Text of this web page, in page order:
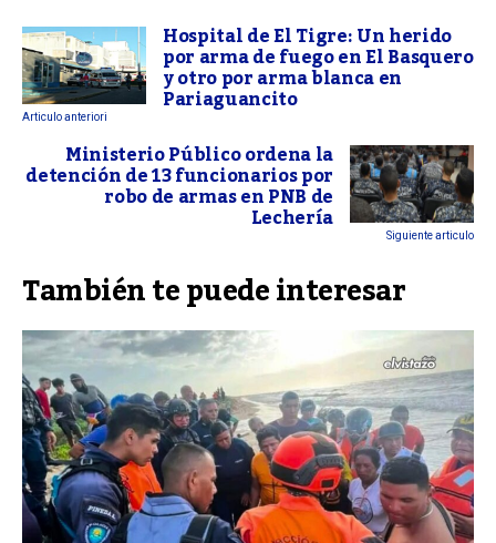
Hospital de El Tigre: Un herido
por arma de fuego en El Basquero
y otro por arma blanca en
Pariaguancito
Articulo anteriori
Ministerio Público ordena la
detención de 13 funcionarios por
robo de armas en PNB de
Lechería Siguiente articulo
También te puede interesar